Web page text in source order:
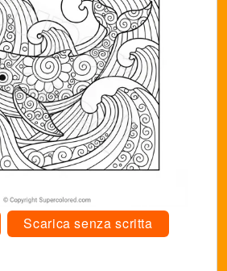
Scarica senza scritta